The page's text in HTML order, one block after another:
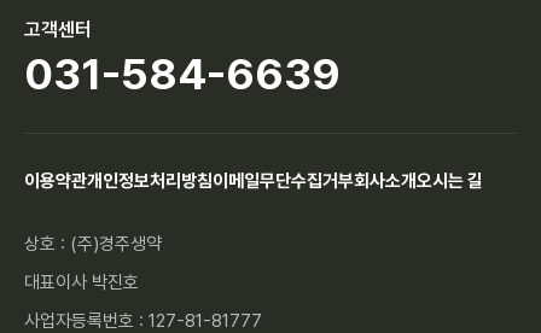
이용약관개인정보처리방침이메일무단수집거부회사소개오시는 길
상호 : (주)경주생약
대표이사 박진호
사업자등록번호 : 127-81-81777
고객센터
031-584-6639